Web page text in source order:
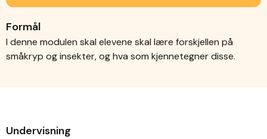
Formål
I denne modulen skal elevene skal lære forskjellen på
småkryp og insekter, og hva som kjennetegner disse.
Undervisning